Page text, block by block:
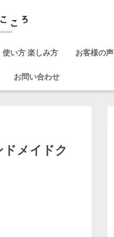
使い方 楽しみ方 お客様の声
お問い合わせ
メイドク